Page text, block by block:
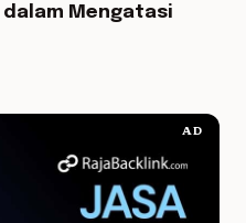
dalam Mengatasi
AD